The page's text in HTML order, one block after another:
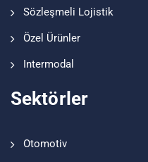
Sözleşmeli Lojistik
Özel Ürünler
Intermodal
Sektörler
Otomotiv